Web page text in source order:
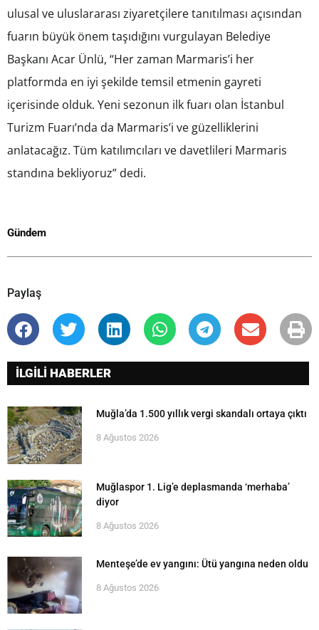
ulusal ve uluslararası ziyaretçilere tanıtılması açısından
fuarın büyük önem taşıdığını vurgulayan Belediye
Başkanı Acar Ünlü, “Her zaman Marmaris’i her
platformda en iyi şekilde temsil etmenin gayreti
içerisinde olduk. Yeni sezonun ilk fuarı olan İstanbul
Turizm Fuarı’nda da Marmaris’i ve güzelliklerini
anlatacağız. Tüm katılımcıları ve davetlileri Marmaris
standına bekliyoruz” dedi.
Gündem
Paylaş
İLGİLİ HABERLER
Muğla’da 1.500 yıllık vergi skandalı ortaya çıktı
8 Ağustos 2026
Muğlaspor 1. Lig’e deplasmanda ‘merhaba’
diyor
8 Ağustos 2026
Menteşe’de ev yangını: Ütü yangına neden oldu
8 Ağustos 2026